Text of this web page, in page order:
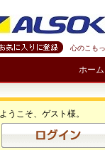
心のこも
ホーム
ようこそ、ゲスト様。